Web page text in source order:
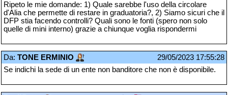
Ripeto le mie domande: 1) Quale sarebbe l'uso della circolare
d'Alia che permette di restare in graduatoria?, 2) Siamo sicuri che il
DFP stia facendo controlli? Quali sono le fonti (spero non solo
quelle di mini interno) grazie a chiunque voglia rispondermi
Da: TONE ERMINIO
29/05/2023 17:55:28
Se indichi la sede di un ente non banditore che non è disponibile.